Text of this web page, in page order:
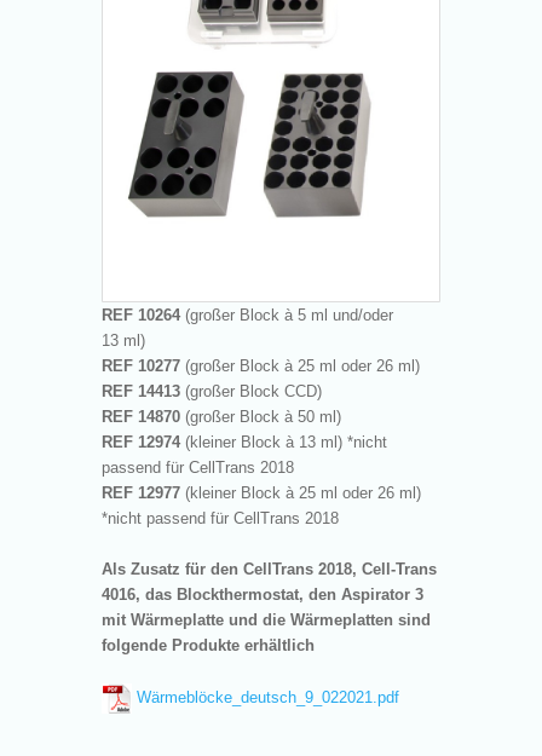
REF 10264 (großer Block à 5 ml und/oder
13 ml)
REF 10277 (großer Block à 25 ml oder 26 ml)
REF 14413 (großer Block CCD)
REF 14870 (großer Block à 50 ml)
REF 12974 (kleiner Block à 13 ml) *nicht
passend für CellTrans 2018
REF 12977 (kleiner Block à 25 ml oder 26 ml)
*nicht passend für CellTrans 2018
Als Zusatz für den CellTrans 2018, Cell-Trans
4016, das Blockthermostat, den Aspirator 3
mit Wärmeplatte und die Wärmeplatten sind
folgende Produkte erhältlich
Wärmeblöcke_deutsch_9_022021.pdf